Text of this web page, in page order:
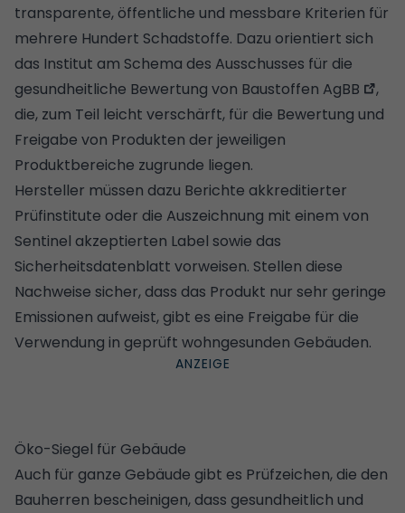
transparente, öffentliche und messbare Kriterien für
mehrere Hundert Schadstoffe. Dazu orientiert sich
das Institut am Schema des Ausschusses für die
gesundheitliche Bewertung von Baustoffen AgBB
,
die, zum Teil leicht verschärft, für die Bewertung und
Freigabe von Produkten der jeweiligen
Produktbereiche zugrunde liegen.
Hersteller müssen dazu Berichte akkreditierter
Prüfinstitute oder die Auszeichnung mit einem von
Sentinel akzeptierten Label sowie das
Sicherheitsdatenblatt vorweisen. Stellen diese
Nachweise sicher, dass das Produkt nur sehr geringe
Emissionen aufweist, gibt es eine Freigabe für die
Verwendung in geprüft wohngesunden Gebäuden.
Öko-Siegel für Gebäude
Auch für ganze Gebäude gibt es Prüfzeichen, die den
Bauherren bescheinigen, dass gesundheitlich und